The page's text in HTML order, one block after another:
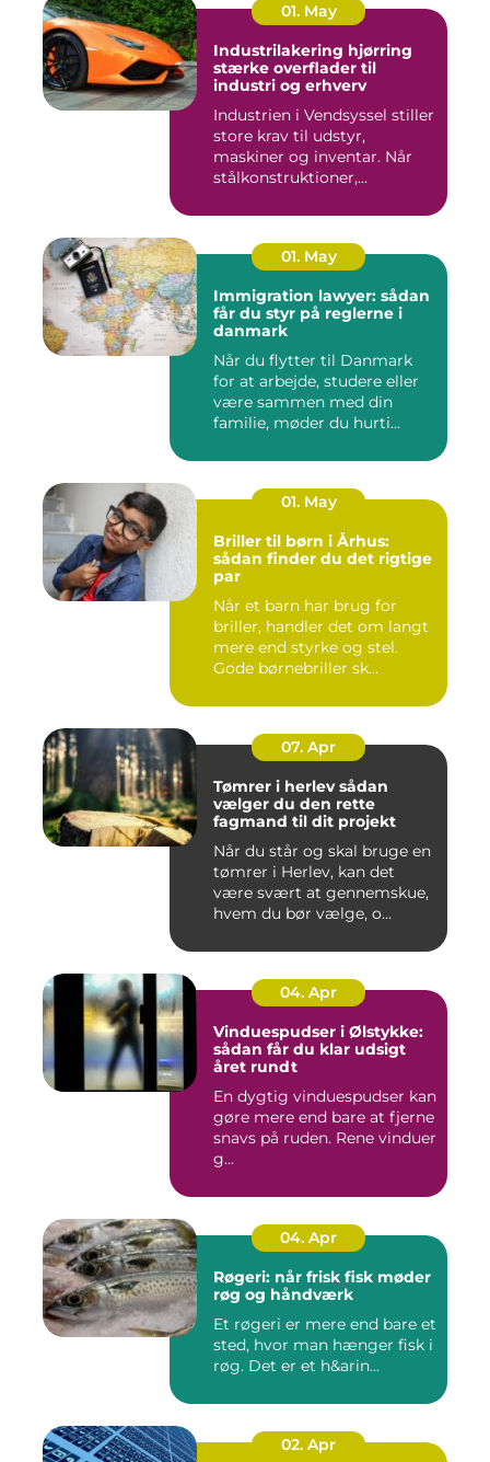
01. May
Industrilakering hjørring
stærke overflader til
industri og erhverv
Industrien i Vendsyssel stiller
store krav til udstyr,
maskiner og inventar. Når
stålkonstruktioner,...
01. May
Immigration lawyer: sådan
får du styr på reglerne i
danmark
Når du flytter til Danmark
for at arbejde, studere eller
være sammen med din
familie, møder du hurti...
01. May
Briller til børn i Århus:
sådan finder du det rigtige
par
Når et barn har brug for
briller, handler det om langt
mere end styrke og stel.
Gode børnebriller sk...
07. Apr
Tømrer i herlev sådan
vælger du den rette
fagmand til dit projekt
Når du står og skal bruge en
tømrer i Herlev, kan det
være svært at gennemskue,
hvem du bør vælge, o...
04. Apr
Vinduespudser i Ølstykke:
sådan får du klar udsigt
året rundt
En dygtig vinduespudser kan
gøre mere end bare at fjerne
snavs på ruden. Rene vinduer
g...
04. Apr
Røgeri: når frisk fisk møder
røg og håndværk
Et røgeri er mere end bare et
sted, hvor man hænger fisk i
røg. Det er et h&arin...
02. Apr